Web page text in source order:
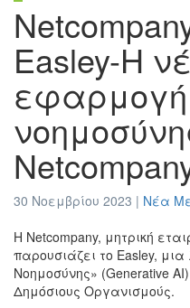
Easley-Η
εφαρμογή
30 Νοεμβρίου 2023 | Νέα
Η Netcompany, μητρική
παρουσιάζει το Easley,
Νοημοσύνης» (Generative
Δημόσιους Οργανισμούς.